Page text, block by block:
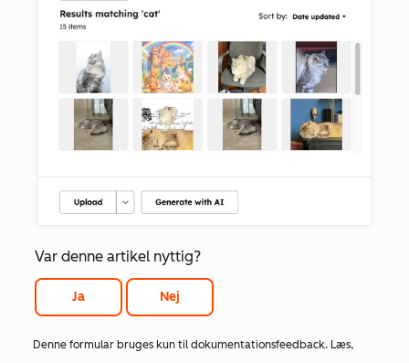
Var denne artikel nyttig?
Ja Nej
Denne formular bruges kun til dokumentationsfeedback. Læs,